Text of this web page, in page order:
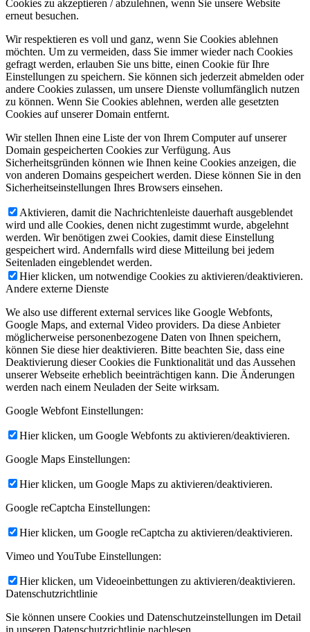
UNTERSTÜTZEN SIE UNS!
TERMINE
PRESSE
KONTAKT
Cookies zu akzeptieren / abzulehnen, wenn Sie unsere Website
erneut besuchen.
Wir respektieren es voll und ganz, wenn Sie Cookies ablehnen
möchten. Um zu vermeiden, dass Sie immer wieder nach Cookies
gefragt werden, erlauben Sie uns bitte, einen Cookie für Ihre
Einstellungen zu speichern. Sie können sich jederzeit abmelden oder
andere Cookies zulassen, um unsere Dienste vollumfänglich nutzen
zu können. Wenn Sie Cookies ablehnen, werden alle gesetzten
Cookies auf unserer Domain entfernt.
Wir stellen Ihnen eine Liste der von Ihrem Computer auf unserer
Domain gespeicherten Cookies zur Verfügung. Aus
Sicherheitsgründen können wie Ihnen keine Cookies anzeigen, die
von anderen Domains gespeichert werden. Diese können Sie in den
Sicherheitseinstellungen Ihres Browsers einsehen.
Aktivieren, damit die Nachrichtenleiste dauerhaft ausgeblendet
wird und alle Cookies, denen nicht zugestimmt wurde, abgelehnt
werden. Wir benötigen zwei Cookies, damit diese Einstellung
gespeichert wird. Andernfalls wird diese Mitteilung bei jedem
Seitenladen eingeblendet werden.
Hier klicken, um notwendige Cookies zu aktivieren/deaktivieren.
Andere externe Dienste
We also use different external services like Google Webfonts,
Google Maps, and external Video providers. Da diese Anbieter
möglicherweise personenbezogene Daten von Ihnen speichern,
können Sie diese hier deaktivieren. Bitte beachten Sie, dass eine
Deaktivierung dieser Cookies die Funktionalität und das Aussehen
unserer Webseite erheblich beeinträchtigen kann. Die Änderungen
werden nach einem Neuladen der Seite wirksam.
Google Webfont Einstellungen:
Hier klicken, um Google Webfonts zu aktivieren/deaktivieren.
Google Maps Einstellungen:
Hier klicken, um Google Maps zu aktivieren/deaktivieren.
Google reCaptcha Einstellungen:
Hier klicken, um Google reCaptcha zu aktivieren/deaktivieren.
Vimeo und YouTube Einstellungen:
Hier klicken, um Videoeinbettungen zu aktivieren/deaktivieren.
Datenschutzrichtlinie
Sie können unsere Cookies und Datenschutzeinstellungen im Detail
in unseren Datenschutzrichtlinie nachlesen.